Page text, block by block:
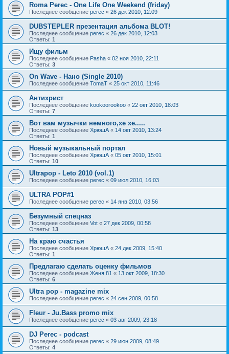
Roma Perec - One Life One Weekend (friday)
Последнее сообщение perec « 26 дек 2010, 12:09
DUBSTEPLER презентация альбома BLOT!
Последнее сообщение perec « 26 дек 2010, 12:03
Ответы: 1
Ищу фильм
Последнее сообщение Pasha « 02 ноя 2010, 22:11
Ответы: 3
On Wave - Нано (Single 2010)
Последнее сообщение TomaT « 25 окт 2010, 11:46
Антихрист
Последнее сообщение kookoorookoo « 22 окт 2010, 18:03
Ответы: 7
Вот вам музычки немного,хе хе.....
Последнее сообщение ХрюшА « 14 окт 2010, 13:24
Ответы: 1
Новый музыкальный портал
Последнее сообщение ХрюшА « 05 окт 2010, 15:01
Ответы: 10
Ultrapop - Leto 2010 (vol.1)
Последнее сообщение perec « 09 июл 2010, 16:03
ULTRA POP#1
Последнее сообщение perec « 14 янв 2010, 03:56
Безумный спецназ
Последнее сообщение Vot « 27 дек 2009, 00:58
Ответы: 13
На краю счастья
Последнее сообщение ХрюшА « 24 дек 2009, 15:40
Ответы: 1
Предлагаю сделать оценку фильмов
Последнее сообщение Женя.81 « 13 окт 2009, 18:30
Ответы: 6
Ultra pop - magazine mix
Последнее сообщение perec « 24 сен 2009, 00:58
Fleur - Ju.Bass promo mix
Последнее сообщение perec « 03 авг 2009, 23:18
DJ Perec - podcast
Последнее сообщение perec « 29 июн 2009, 08:49
Ответы: 4